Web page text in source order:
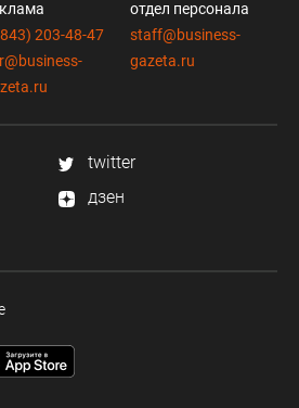
203-48-47
отдел персонала
staff@business-
gazeta.ru
twitter
дзен